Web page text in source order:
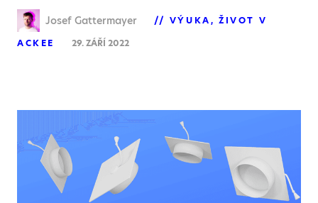
Josef Gattermayer VÝUKA
ŽIVOT V
ACKEE
29. ZÁŘÍ 2022